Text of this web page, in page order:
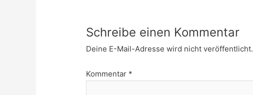
Schreibe einen Kommentar
Deine E-Mail-Adresse wird nicht veröffentlicht.
Kommentar *